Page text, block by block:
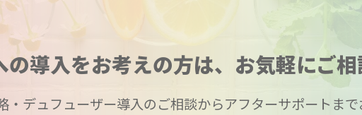
導入をお考えの方は、 お気軽にご
・デュフューザー導入のご相談からアフターサポートま